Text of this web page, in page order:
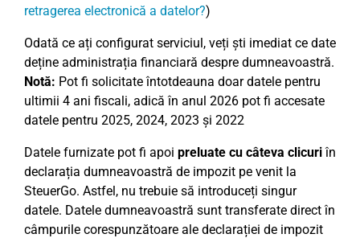
retragerea electronică a datelor?)
Odată ce ați configurat serviciul, veți ști imediat ce date
deține administrația financiară despre dumneavoastră.
Notă: Pot fi solicitate întotdeauna doar datele pentru
ultimii 4 ani fiscali, adică în anul 2026 pot fi accesate
datele pentru 2025, 2024, 2023 și 2022
Datele furnizate pot fi apoi preluate cu câteva clicuriîn
declarația dumneavoastră de impozit pe venit la
SteuerGo. Astfel, nu trebuie să introduceți singur
datele. Datele dumneavoastră sunt transferate direct în
câmpurile corespunzătoare ale declarației de impozit